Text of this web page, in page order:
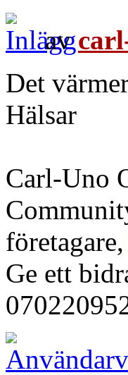
av
Det
Hälsar
Carl-Uno
företagare,
Ge ett